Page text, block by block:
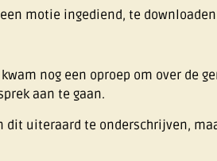
motie ingediend, te downloaden
nog een oproep om over de
aan te gaan.
dit uiteraard te onderschrijven,